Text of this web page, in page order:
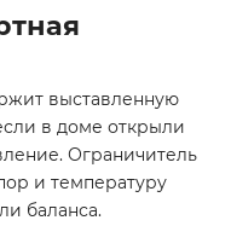
выставленную
в доме открыли
Ограничитель
и температуру
баланса.